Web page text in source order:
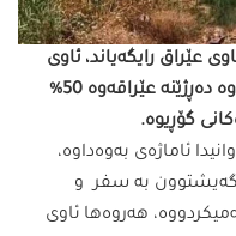
عێراق رایگەیاند، ئاوی
روبارەكانی دیجلە و فورات كە لە توركیاوە دەڕژێنە عێراقەوە 50%
گۆڕیوە.
ئاماژەی بەوەداوە،
گەیشتوون بە سفر و
زابی خواروەوە دێت 70% كەمیكردووە، هەروەها ئاوی